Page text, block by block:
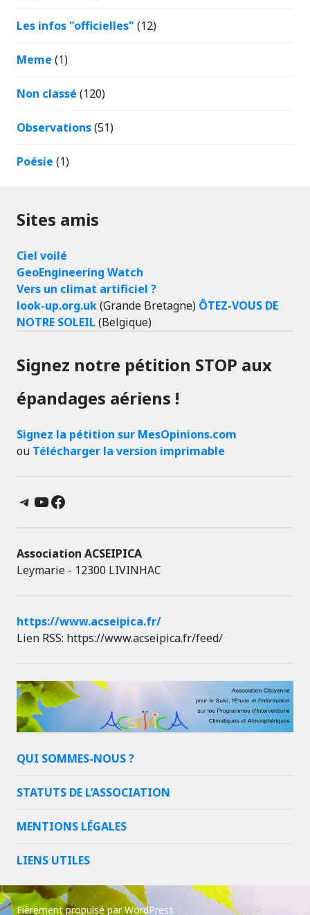
Les infos "officielles" (12)
Meme (1)
Non classé (120)
Observations(51)
Poésie (1)
Sites amis
Ciel voilé
GeoEngineering Watch
Vers un climat artificiel ?
look-up.org.uk(Grande Bretagne) ÔTEZ-VOUS DE
NOTRE SOLEIL (Belgique)
Signez notre pétition STOP aux
épandages aériens !
Signez la pétition sur MesOpinions.com
ou Télécharger la version imprimable
Telegram
YouTube
Facebook
Association ACSEIPICA
Leymarie - 12300 LIVINHAC
https://www.acseipica.fr/
Lien RSS: https://www.acseipica.fr/feed/
QUI SOMMES-NOUS ?
STATUTS DE L’ASSOCIATION
MENTIONS LÉGALES
LIENS UTILES
Fièrement propulsé par WordPress Thème Goran par